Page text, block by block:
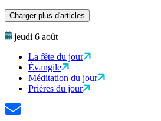
Charger plus d'articles
jeudi 6 août
La fête du jour
Évangile
Méditation du jour
Prières du jour